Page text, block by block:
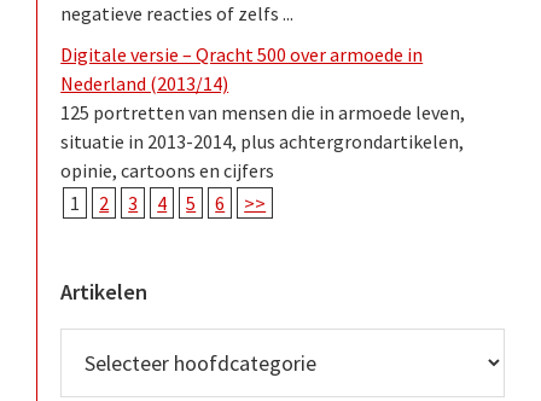
negatieve reacties of zelfs ...
Digitale versie – Qracht 500 over armoede in
Nederland (2013/14)
125 portretten van mensen die in armoede leven,
situatie in 2013-2014, plus achtergrondartikelen,
opinie, cartoons en cijfers
1
2 3 4 5 6 >>
Artikelen